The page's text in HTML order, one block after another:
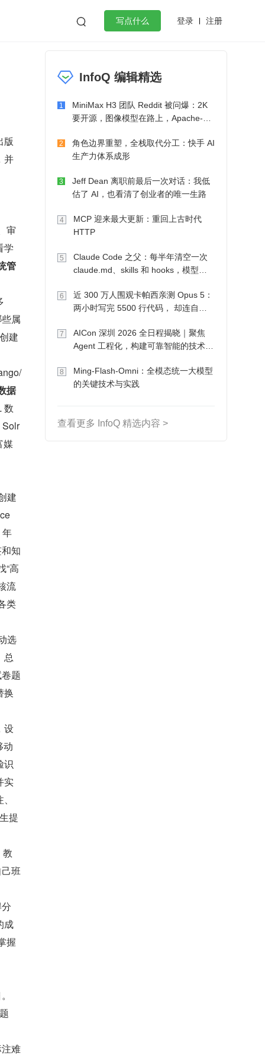
 写点什么 登录 注册
微服务架构 flutter
版
并
审
学
管
属
建
据
数
Solr
媒
建
年
知
“高
流
类
选
总
题
换
设
动
识
实
提
教
班
成
握
难
InfoQ 编辑精选
1
MiniMax H3 团队 Reddit 被问爆：2K
要开源，图像模型在路上，Apache-2.0
2
角色边界重塑，全栈取代分工：快手 AI
生产力体系成形
3
Jeff Dean 离职前最后一次对话：我低
估了 AI，也看清了创业者的唯一生路
4
MCP 迎来最大更新：重回上古时代
HTTP
5
Claude Code 之父：每半年清空一次
claude.md、skills 和 hooks，模型自
6
近 300 万人围观卡帕西亲测 Opus 5：
两小时写完 5500 行代码， 却连自己
7
AICon 深圳 2026 全日程揭晓｜聚焦
Agent 工程化，构建可靠智能的技术路
8
Ming-Flash-Omni：全模态统一大模型
的关键技术与实践
查看更多 InfoQ 精选内容 >